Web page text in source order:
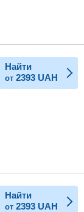
Найти
от 2393 UAH
Найти
от 2393 UAH